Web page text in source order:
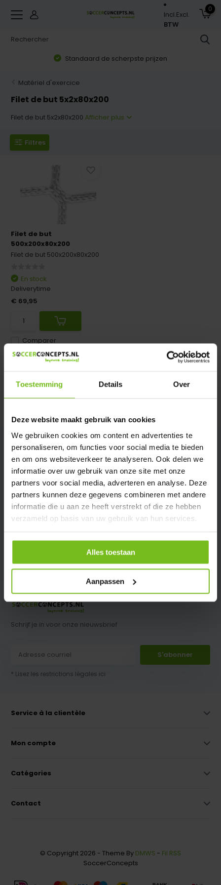
Toestemming Details Over
Deze website maakt gebruik van cookies
We gebruiken cookies om content en advertenties te
personaliseren, om functies voor social media te bieden
en om ons websiteverkeer te analyseren. Ook delen we
informatie over uw gebruik van onze site met onze
partners voor social media, adverteren en analyse. Deze
partners kunnen deze gegevens combineren met andere
informatie die u aan ze heeft verstrekt of die ze hebben
verzameld op basis van uw gebruik van hun services.
Alles toestaan
Aanpassen
Incl.Excl.
BTW
0
Standaard de scherpste prijzen
Matériel d'exercice
Filet de but 5x2x80x200
Filet de but 5x2x80x200 Afficher plus
Filtres
Filet de but
500x200x80x200
Filet de but 500x200x80x200
Comparer
En stock
Deliverytime
€ 69,95
cm
Schrijf je in voor onze nieuwsbrief
S'abonner
* Lisez les restrictions légales ici
Service à la clientèle
Mon compte
Catégories
Contact
© Copyright 2026 - Theme By DMWS - Fil RSS
SoccerConcepts